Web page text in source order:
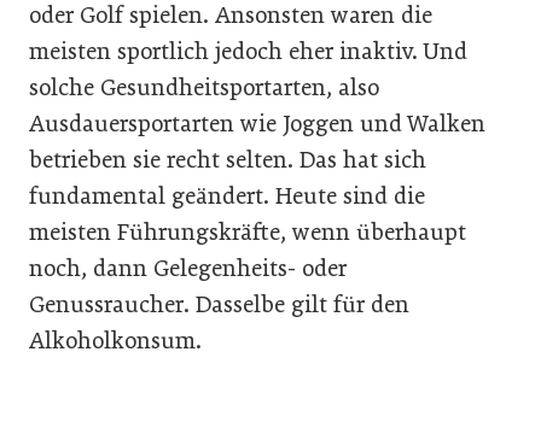
oder Golf spielen. Ansonsten waren die
meisten sportlich jedoch eher inaktiv. Und
solche Gesundheitsportarten, also
Ausdauersportarten wie Joggen und Walken
betrieben sie recht selten. Das hat sich
fundamental geändert. Heute sind die
meisten Führungskräfte, wenn überhaupt
noch, dann Gelegenheits- oder
Genussraucher. Dasselbe gilt für den
Alkoholkonsum.